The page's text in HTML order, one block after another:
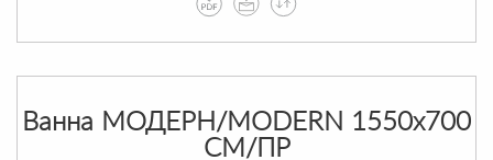
Ванна МОДЕРН/MODERN 1550х700
СМ/ПР